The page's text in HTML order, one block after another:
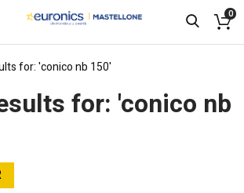
0
for: 'conico nb 150'
for: 'conico nb